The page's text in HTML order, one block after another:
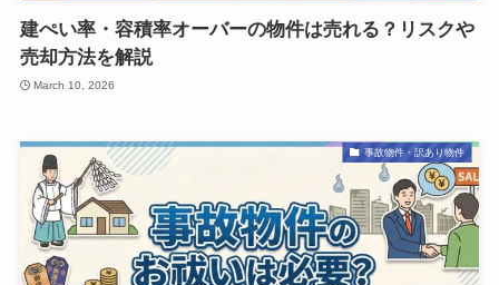
建ぺい率・容積率オーバーの物件は売れる？リスクや
売却方法を解説
March 10, 2026
事故物件・訳あり物件